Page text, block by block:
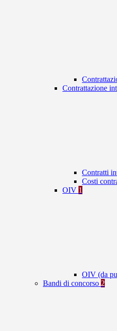
Contrattazione
Contratti
Costi
OIV 1
OIV (da
Bandi di concorso 2